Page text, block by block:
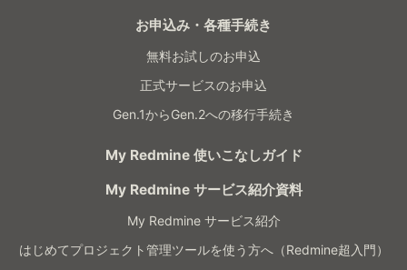
お申込み・各種手続き
無料お試しのお申込
正式サービスのお申込
Gen.1からGen.2への移行手続き
My Redmine 使いこなしガイド
My Redmine サービス紹介資料
My Redmine サービス紹介
はじめてプロジェクト管理ツールを使う方へ（Redmine超入門）